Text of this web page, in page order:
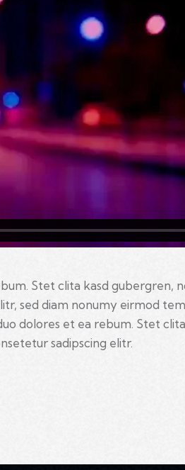
Stet clita kasd gubergren,
sed diam nonumy eirmod
dolores et ea rebum. Stet
sadipscing elitr.